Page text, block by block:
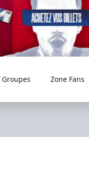
Groupes Zone Fans